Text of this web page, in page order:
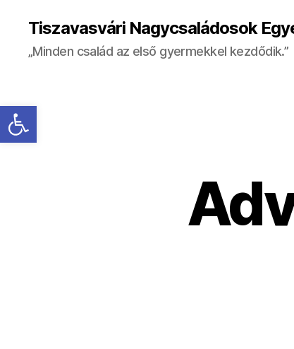
Eszköztár megnyitása
Tiszavasvári Nagycsaládosok
„Minden család az első gyermekkel kezdődik.”